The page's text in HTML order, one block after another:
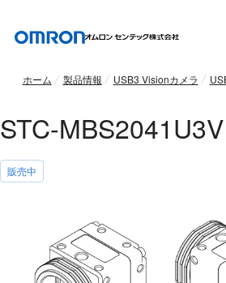
ホーム 製品情報 USB3 Visionカメラ
STC-MBS2041U3V
販売中